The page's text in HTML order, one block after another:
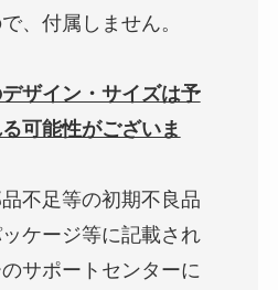
、付属しません。
ザイン・サイズは予
可能性がございま
不足等の初期不良品
ケージ等に記載され
サポートセンターに